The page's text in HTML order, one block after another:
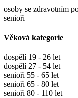
osoby se zdravotním
senioři
Věková kategorie
dospělí 19 - 26 let
dospělí 27 - 54 let
senioři 55 - 65 let
senioři 65 - 80 let
senioři 80 - 110 let